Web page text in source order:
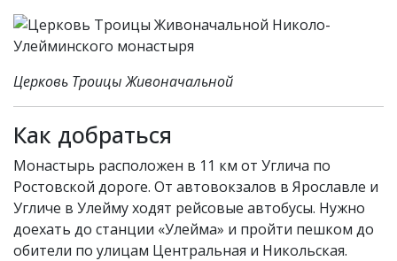
Церковь Троицы Живоначальной
Как добраться
Монастырь расположен в 11 км от Углича по
Ростовской дороге. От автовокзалов в Ярославле и
Угличе в Улейму ходят рейсовые автобусы. Нужно
доехать до станции «Улейма» и пройти пешком до
обители по улицам Центральная и Никольская.